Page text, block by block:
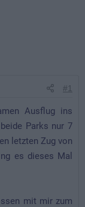
#1
Ausflug ins
Parks nur 7
letzten Zug von
es dieses Mal
mit mir zum